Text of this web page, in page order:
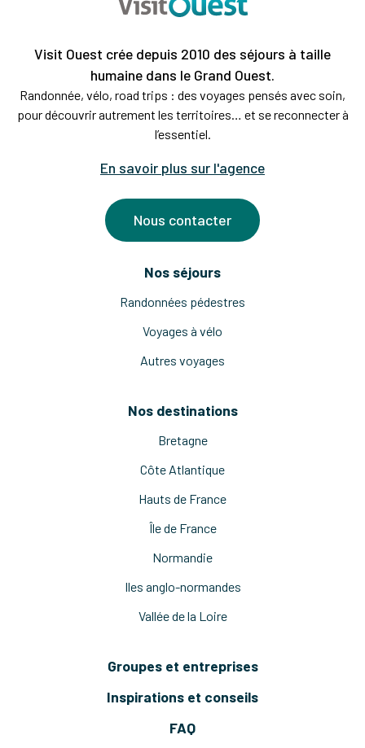
Visit Ouest crée depuis 2010 des séjours à taille
humaine dans le Grand Ouest.
Randonnée, vélo, road trips : des voyages pensés avec soin,
pour découvrir autrement les territoires… et se reconnecter à
l’essentiel.
En savoir plus sur l'agence
Nous contacter
Nos séjours
Randonnées pédestres
Voyages à vélo
Autres voyages
Nos destinations
Bretagne
Côte Atlantique
Hauts de France
Île de France
Normandie
Iles anglo-normandes
Vallée de la Loire
Groupes et entreprises
Inspirations et conseils
FAQ